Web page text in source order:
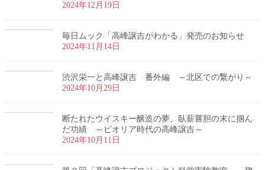
2024年12月19日
毎日ムック「高峰譲吉がわかる」発売のお知らせ
2024年11月14日
渋沢栄一と高峰譲吉 番外編 ～北区での繋がり～
2024年10月29日
断たれたウイスキー醸造の夢、臥薪嘗胆の末に掴ん
だ功績 ～ピオリア時代の高峰譲吉～
2024年10月11日